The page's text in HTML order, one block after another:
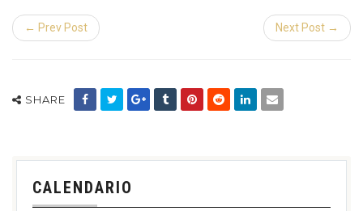
← Prev Post Next Post →
SHARE
CALENDARIO